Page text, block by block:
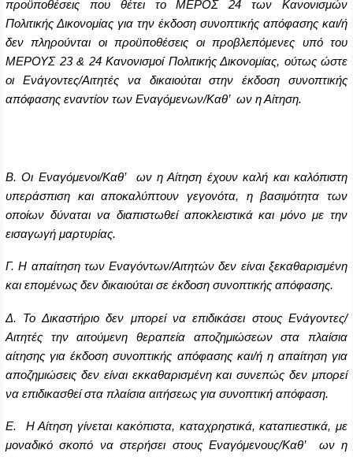
προϋποθέσεις που θέτει το ΜΕΡΟΣ 24 των Κανονισμών
Πολιτικής Δικονομίας για την έκδοση συνοπτικής απόφασης και/ή
δεν πληρούνται οι προϋποθέσεις οι προβλεπόμενες υπό του
ΜΕΡΟΥΣ 23 & 24 Κανονισμοί Πολιτικής Δικονομίας, ούτως ώστε
οι Ενάγοντες/Αιτητές να δικαιούται στην έκδοση συνοπτικής
απόφασης εναντίον των Εναγόμενων/Καθ’ ων η Αίτηση.
Β. Οι Εναγόμενοι/Καθ’ ων η Αίτηση έχουν καλή και καλόπιστη
υπεράσπιση και αποκαλύπτουν γεγονότα, η βασιμότητα των
οποίων δύναται να διαπιστωθεί αποκλειστικά και μόνο με την
εισαγωγή μαρτυρίας.
Γ. Η απαίτηση των Εναγόντων/Αιτητών δεν είναι ξεκαθαρισμένη
και επομένως δεν δικαιούται σε έκδοση συνοπτικής απόφασης.
Δ. Το Δικαστήριο δεν μπορεί να επιδικάσει στους Ενάγοντες/
Αιτητές την αιτούμενη θεραπεία αποζημιώσεων στα πλαίσια
αίτησης για έκδοση συνοπτικής απόφασης και/ή η απαίτηση για
αποζημιώσεις δεν είναι εκκαθαρισμένη και συνεπώς δεν μπορεί
να επιδικασθεί στα πλαίσια αιτήσεως για συνοπτική απόφαση.
Ε. Η Αίτηση γίνεται κακόπιστα, καταχρηστικά, καταπιεστικά, με
μοναδικό σκοπό να στερήσει στους Εναγόμενους/Καθ’ ων η